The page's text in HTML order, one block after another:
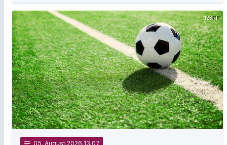
123RF
05. August 2026 13:07